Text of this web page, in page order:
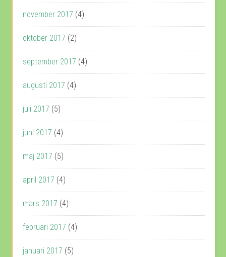
november 2017 (4)
oktober 2017 (2)
september 2017 (4)
augusti 2017 (4)
juli 2017 (5)
juni 2017 (4)
maj 2017 (5)
april 2017 (4)
mars 2017 (4)
februari 2017 (4)
januari 2017 (5)